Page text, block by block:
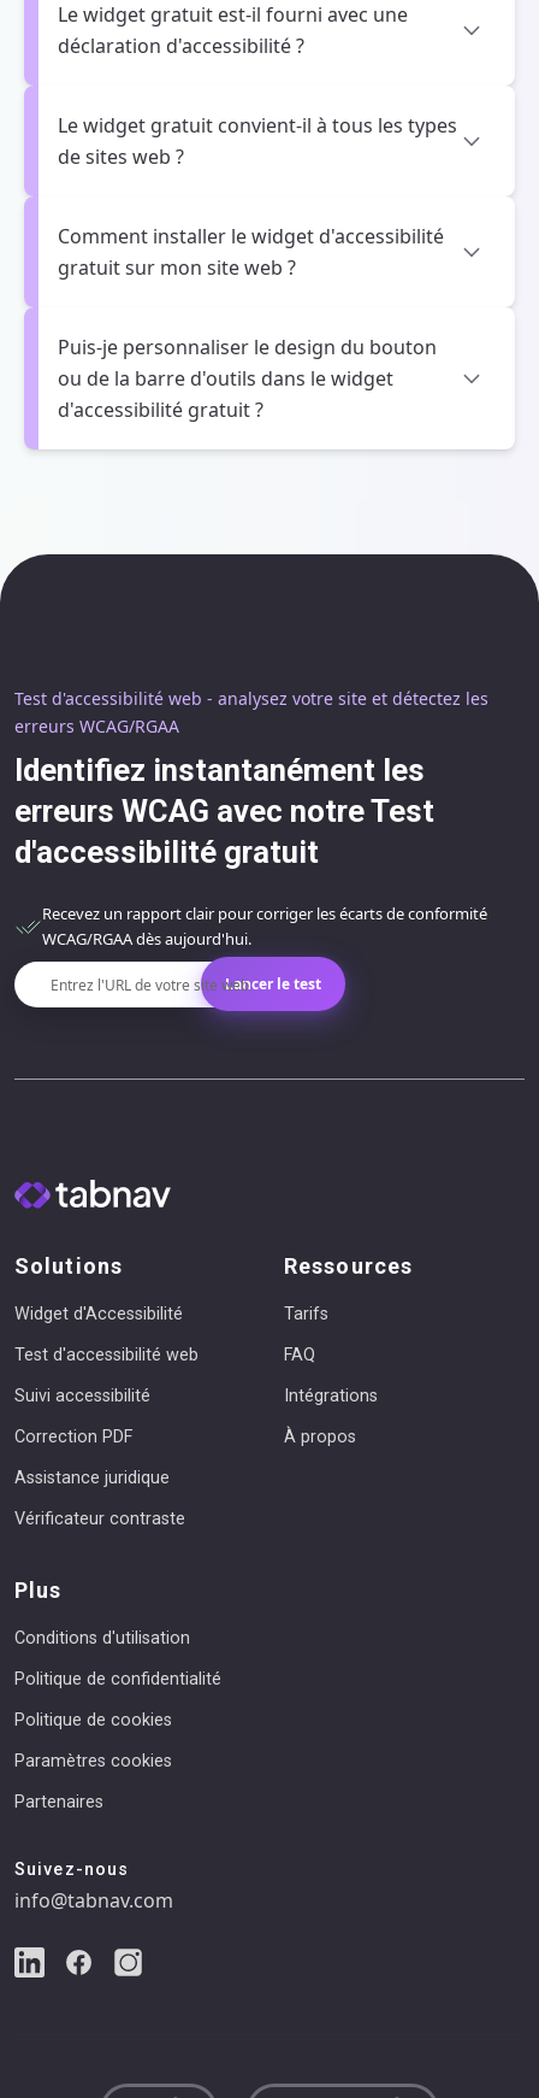
Le widget gratuit est-il fourni avec une
déclaration d'accessibilité ?
Le widget gratuit convient-il à tous les types
de sites web ?
Comment installer le widget d'accessibilité
gratuit sur mon site web ?
Puis-je personnaliser le design du bouton
ou de la barre d'outils dans le widget
d'accessibilité gratuit ?
Test d'accessibilité web - analysez votre site et détectez les
erreurs WCAG/RGAA
Identifiez instantanément les
erreurs WCAG avec notre Test
d'accessibilité gratuit
Recevez un rapport clair pour corriger les écarts de conformité
WCAG/RGAA dès aujourd'hui.
Entrez l'URL de votre site webLancer le test
Solutions
Widget d'Accessibilité
Test d'accessibilité web
Suivi accessibilité
Correction PDF
Assistance juridique
Vérificateur contraste
Ressources
Tarifs
FAQ
Intégrations
À propos
Plus
Conditions d'utilisation
Politique de confidentialité
Politique de cookies
Paramètres cookies
Partenaires
Suivez-nous
info@tabnav.com